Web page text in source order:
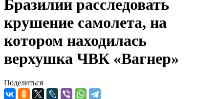
Бразилии расследовать
крушение самолета, на
котором находилась
верхушка ЧВК «Вагнер»
Поделиться